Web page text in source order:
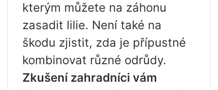
kterým můžete na záhonu
zasadit lilie. Není také na
škodu zjistit, zda je přípustné
kombinovat různé odrůdy.
Zkušení zahradníci vám